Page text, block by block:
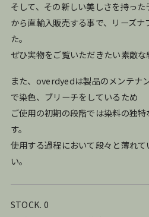
そして、その新しい美しさを持っ
から直輸入販売する事で、リーズ
た。
ぜひ実物をご覧いただきたい素敵な
また、overdyedは製品のメンテナ
で染色、ブリーチをしているため
ご使用の初期の段階では染料の独
す。
使用する過程において段々と薄れ
い。
STOCK. 0